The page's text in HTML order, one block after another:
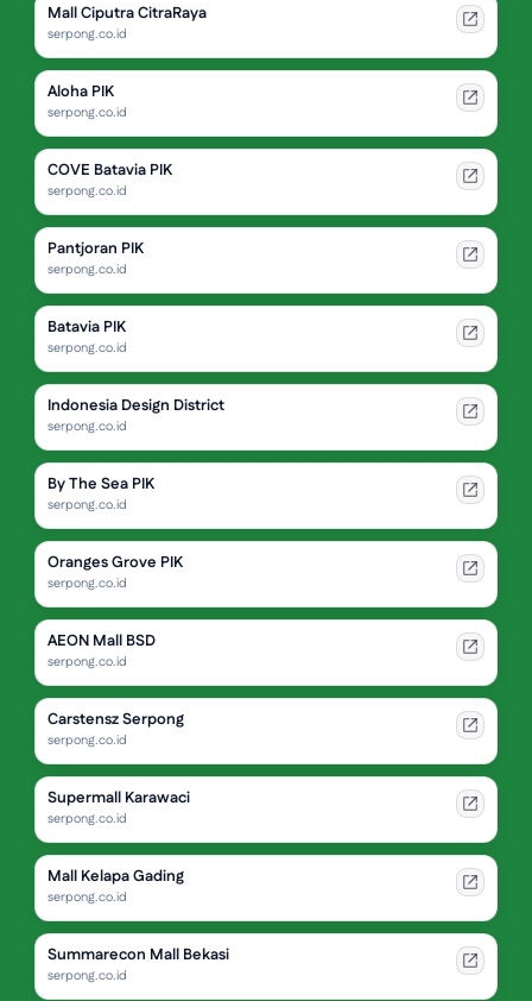
Mall Ciputra CitraRaya
serpong.co.id
Aloha PIK
serpong.co.id
COVE Batavia PIK
serpong.co.id
Pantjoran PIK
serpong.co.id
Batavia PIK
serpong.co.id
Indonesia Design District
serpong.co.id
By The Sea PIK
serpong.co.id
Oranges Grove PIK
serpong.co.id
AEON Mall BSD
serpong.co.id
Carstensz Serpong
serpong.co.id
Supermall Karawaci
serpong.co.id
Mall Kelapa Gading
serpong.co.id
Summarecon Mall Bekasi
serpong.co.id